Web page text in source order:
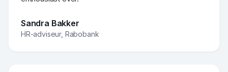
Sandra Bakker
HR-adviseur, Rabobank